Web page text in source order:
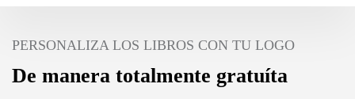
PERSONALIZA LOS LIBROS CON TU LOGO
De manera totalmente gratuíta